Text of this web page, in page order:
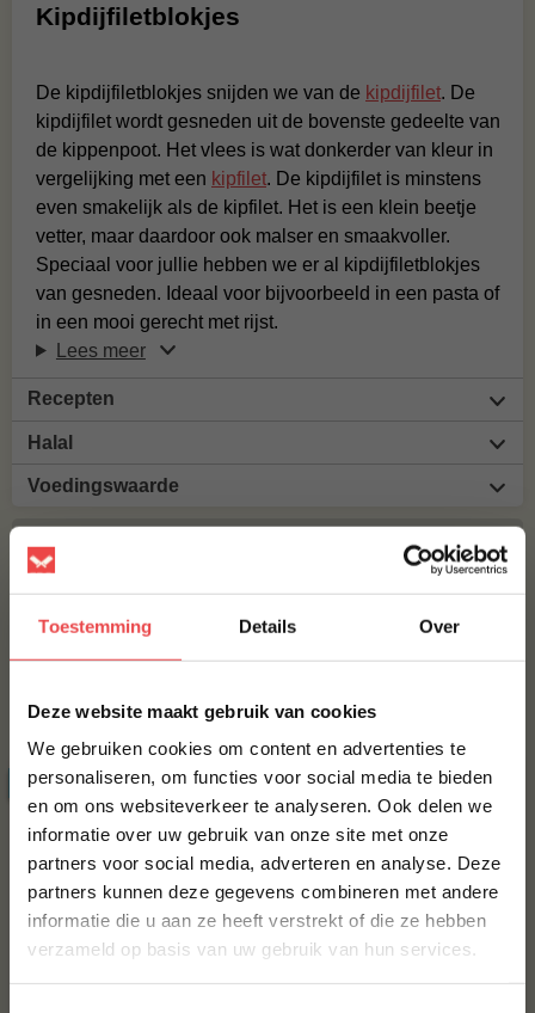
Toestemming Details Over
Deze website maakt gebruik van cookies
We gebruiken cookies om content en advertenties te
personaliseren, om functies voor social media te bieden
en om ons websiteverkeer te analyseren. Ook delen we
informatie over uw gebruik van onze site met onze
partners voor social media, adverteren en analyse. Deze
partners kunnen deze gegevens combineren met andere
informatie die u aan ze heeft verstrekt of die ze hebben
verzameld op basis van uw gebruik van hun services.
Kipdijfiletblokjes
De kipdijfiletblokjes snijden we van de kipdijfilet. De
kipdijfilet wordt gesneden uit de bovenste gedeelte van
de kippenpoot. Het vlees is wat donkerder van kleur in
vergelijking met een kipfilet. De kipdijfilet is minstens
even smakelijk als de kipfilet. Het is een klein beetje
vetter, maar daardoor ook malser en smaakvoller.
Speciaal voor jullie hebben we er al kipdijfiletblokjes
van gesneden. Ideaal voor bijvoorbeeld in een pasta of
in een mooi gerecht met rijst.
Lees meer
Recepten
Halal
Voedingswaarde
MAAK JE KIPDIJFILETBLOKJES COMPLEET!
BBQUALITY CHICKEN RUB
€ 9,95
Bestel alles
ACTIE 6 halen, 5 betalen
10% korting op je
eerste bestelling*
Schrijf je in voor onze nieuwsbrief en ontvang direct
10% korting op jouw eerste bestelling.
VOORNAAM